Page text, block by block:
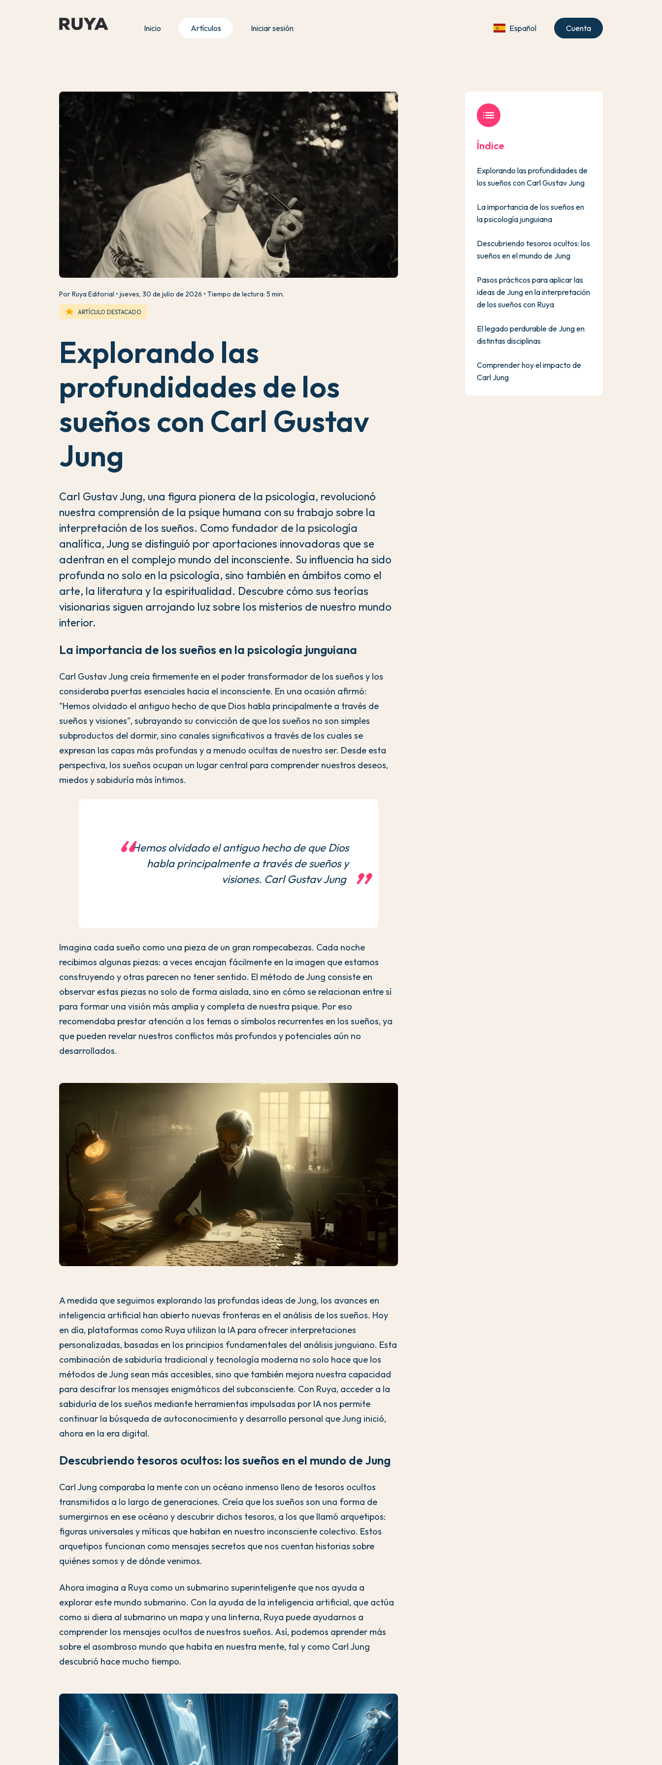
Inicio Artículos Iniciar sesión Español Cuenta
Por Ruya Editorial jueves, 30 de julio de 2026 Tiempo de lectura: 5 min.
hotel_class ARTÍCULO DESTACADO
Explorando las
profundidades de los
sueños con Carl Gustav
Jung
Carl Gustav Jung, una figura pionera de la psicología, revolucionó
nuestra comprensión de la psique humana con su trabajo sobre la
interpretación de los sueños. Como fundador de la psicología
analítica, Jung se distinguió por aportaciones innovadoras que se
adentran en el complejo mundo del inconsciente. Su influencia ha sido
profunda no solo en la psicología, sino también en ámbitos como el
arte, la literatura y la espiritualidad. Descubre cómo sus teorías
visionarias siguen arrojando luz sobre los misterios de nuestro mundo
interior.
La importancia de los sueños en la psicología junguiana
Carl Gustav Jung creía firmemente en el poder transformador de los sueños y los
consideraba puertas esenciales hacia el inconsciente. En una ocasión afirmó:
"Hemos olvidado el antiguo hecho de que Dios habla principalmente a través de
sueños y visiones", subrayando su convicción de que los sueños no son simples
subproductos del dormir, sino canales significativos a través de los cuales se
expresan las capas más profundas y a menudo ocultas de nuestro ser. Desde esta
perspectiva, los sueños ocupan un lugar central para comprender nuestros deseos,
miedos y sabiduría más íntimos.
Hemos olvidado el antiguo hecho de que Dios
habla principalmente a través de sueños y
visiones. Carl Gustav Jung
Imagina cada sueño como una pieza de un gran rompecabezas. Cada noche
recibimos algunas piezas: a veces encajan fácilmente en la imagen que estamos
construyendo y otras parecen no tener sentido. El método de Jung consiste en
observar estas piezas no solo de forma aislada, sino en cómo se relacionan entre sí
para formar una visión más amplia y completa de nuestra psique. Por eso
recomendaba prestar atención a los temas o símbolos recurrentes en los sueños, ya
que pueden revelar nuestros conflictos más profundos y potenciales aún no
desarrollados.
A medida que seguimos explorando las profundas ideas de Jung, los avances en
inteligencia artificial han abierto nuevas fronteras en el análisis de los sueños. Hoy
en día, plataformas como Ruya utilizan la IA para ofrecer interpretaciones
personalizadas, basadas en los principios fundamentales del análisis junguiano. Esta
combinación de sabiduría tradicional y tecnología moderna no solo hace que los
métodos de Jung sean más accesibles, sino que también mejora nuestra capacidad
para descifrar los mensajes enigmáticos del subconsciente. Con Ruya, acceder a la
sabiduría de los sueños mediante herramientas impulsadas por IA nos permite
continuar la búsqueda de autoconocimiento y desarrollo personal que Jung inició,
ahora en la era digital.
Descubriendo tesoros ocultos: los sueños en el mundo de Jung
Carl Jung comparaba la mente con un océano inmenso lleno de tesoros ocultos
transmitidos a lo largo de generaciones. Creía que los sueños son una forma de
sumergirnos en ese océano y descubrir dichos tesoros, a los que llamó arquetipos:
figuras universales y míticas que habitan en nuestro inconsciente colectivo. Estos
arquetipos funcionan como mensajes secretos que nos cuentan historias sobre
quiénes somos y de dónde venimos.
Ahora imagina a Ruya como un submarino superinteligente que nos ayuda a
explorar este mundo submarino. Con la ayuda de la inteligencia artificial, que actúa
como si diera al submarino un mapa y una linterna, Ruya puede ayudarnos a
comprender los mensajes ocultos de nuestros sueños. Así, podemos aprender más
sobre el asombroso mundo que habita en nuestra mente, tal y como Carl Jung
descubrió hace mucho tiempo.
list
Índice
Explorando las profundidades de
los sueños con Carl Gustav Jung
La importancia de los sueños en
la psicología junguiana
Descubriendo tesoros ocultos: los
sueños en el mundo de Jung
Pasos prácticos para aplicar las
ideas de Jung en la interpretación
de los sueños con Ruya
El legado perdurable de Jung en
distintas disciplinas
Comprender hoy el impacto de
Carl Jung